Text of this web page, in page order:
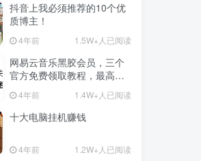
抖音上我必须推荐的10个优
质博主！
4年前 1.5W+人已阅读
网易云音乐黑胶会员，三个
官方免费领取教程，最高可
领1年
4年前 1.4W+人已阅读
十大电脑挂机赚钱
4年前 1.2W+人已阅读